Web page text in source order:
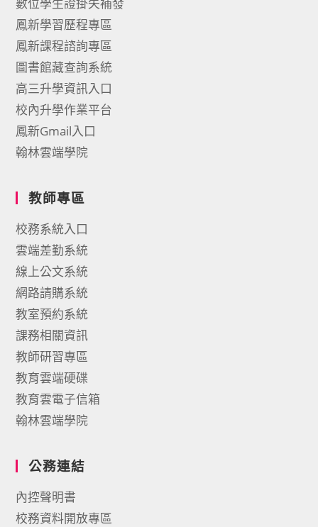
數位學生證掛失補發
鳳新學習歷程專區
鳳新課程諮詢專區
圖書館藏查詢系統
高三升學資訊入口
校內升學作業平台
鳳新Gmail入口
翰林雲端學院
教師專區
校務系統入口
雲端差勤系統
線上公文系統
網路請購系統
教室預約系統
課務相關資訊
教師研習專區
教育雲端硬碟
教育雲電子信箱
翰林雲端學院
公務連結
內控聲明書
校務資料開放專區